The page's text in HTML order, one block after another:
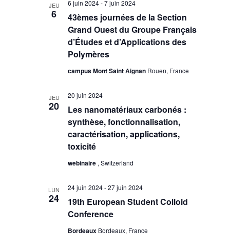
JEU
6
43èmes journées de la Section
Grand Ouest du Groupe Français
d’Études et d’Applications des
Polymères
6 juin 2024-7 juin 2024
campus Mont Saint Aignan Rouen, France
JEU
20
Les nanomatériaux carbonés :
synthèse, fonctionnalisation,
caractérisation, applications,
toxicité
20 juin 2024
webinaire , Switzerland
LUN
24
19th European Student Colloid
Conference
24 juin 2024-27 juin 2024
Bordeaux Bordeaux, France